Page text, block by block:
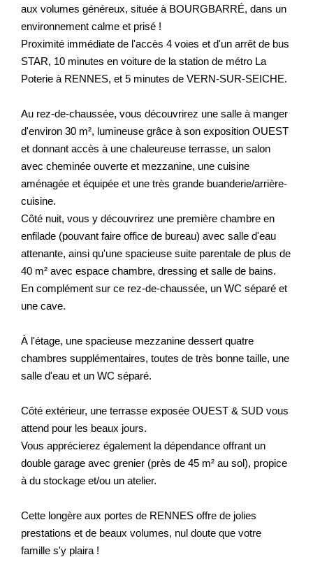
aux volumes généreux, située à BOURGBARRÉ, dans un
environnement calme et prisé !
Proximité immédiate de l'accès 4 voies et d'un arrêt de bus
STAR, 10 minutes en voiture de la station de métro La
Poterie à RENNES, et 5 minutes de VERN-SUR-SEICHE.
Au rez-de-chaussée, vous découvrirez une salle à manger
d'environ 30 m², lumineuse grâce à son exposition OUEST
et donnant accès à une chaleureuse terrasse, un salon
avec cheminée ouverte et mezzanine, une cuisine
aménagée et équipée et une très grande buanderie/arrière-
cuisine.
Côté nuit, vous y découvrirez une première chambre en
enfilade (pouvant faire office de bureau) avec salle d'eau
attenante, ainsi qu'une spacieuse suite parentale de plus de
40 m² avec espace chambre, dressing et salle de bains.
En complément sur ce rez-de-chaussée, un WC séparé et
une cave.
À l'étage, une spacieuse mezzanine dessert quatre
chambres supplémentaires, toutes de très bonne taille, une
salle d'eau et un WC séparé.
Côté extérieur, une terrasse exposée OUEST & SUD vous
attend pour les beaux jours.
Vous apprécierez également la dépendance offrant un
double garage avec grenier (près de 45 m² au sol), propice
à du stockage et/ou un atelier.
Cette longère aux portes de RENNES offre de jolies
prestations et de beaux volumes, nul doute que votre
famille s'y plaira !